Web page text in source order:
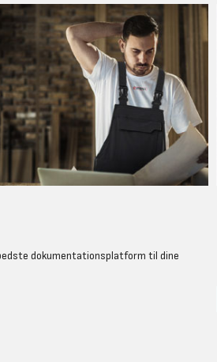
dokumentationsplatform til dine